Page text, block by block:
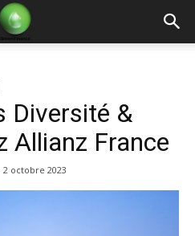
Diversité &
Allianz France
2 octobre 2023